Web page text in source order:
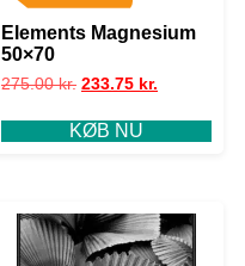
Elements Magnesium
50×70
275.00kr. 233.75 kr.
KØB NU